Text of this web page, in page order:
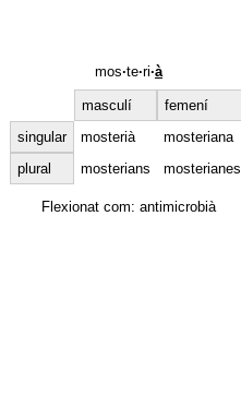
mos·te·ri·à
masculí
femení
singular
mosterià
mosteriana
plural
mosterians mosterianes
Flexionat com: antimicrobià